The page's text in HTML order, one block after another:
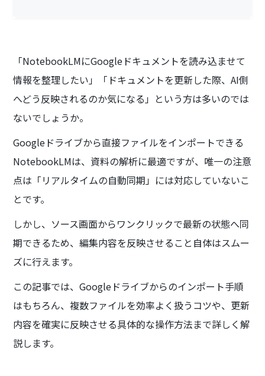
「NotebookLMにGoogleドキュメントを読み込ませて
情報を整理したい」「ドキュメントを更新した際、AI側
へどう反映されるのか気になる」という方は多いのでは
ないでしょうか。
Googleドライブから直接ファイルをインポートできる
NotebookLMは、資料の解析に最適ですが、唯一の注意
点は「リアルタイムの自動同期」には対応していないこ
とです。
しかし、ソース画面からワンクリックで最新の状態へ同
期できるため、編集内容を反映させること自体はスムー
ズに行えます。
この記事では、Googleドライブからのインポート手順
はもちろん、複数ファイルを効率よく扱うコツや、更新
内容を確実に反映させる具体的な操作方法まで詳しく解
説します。